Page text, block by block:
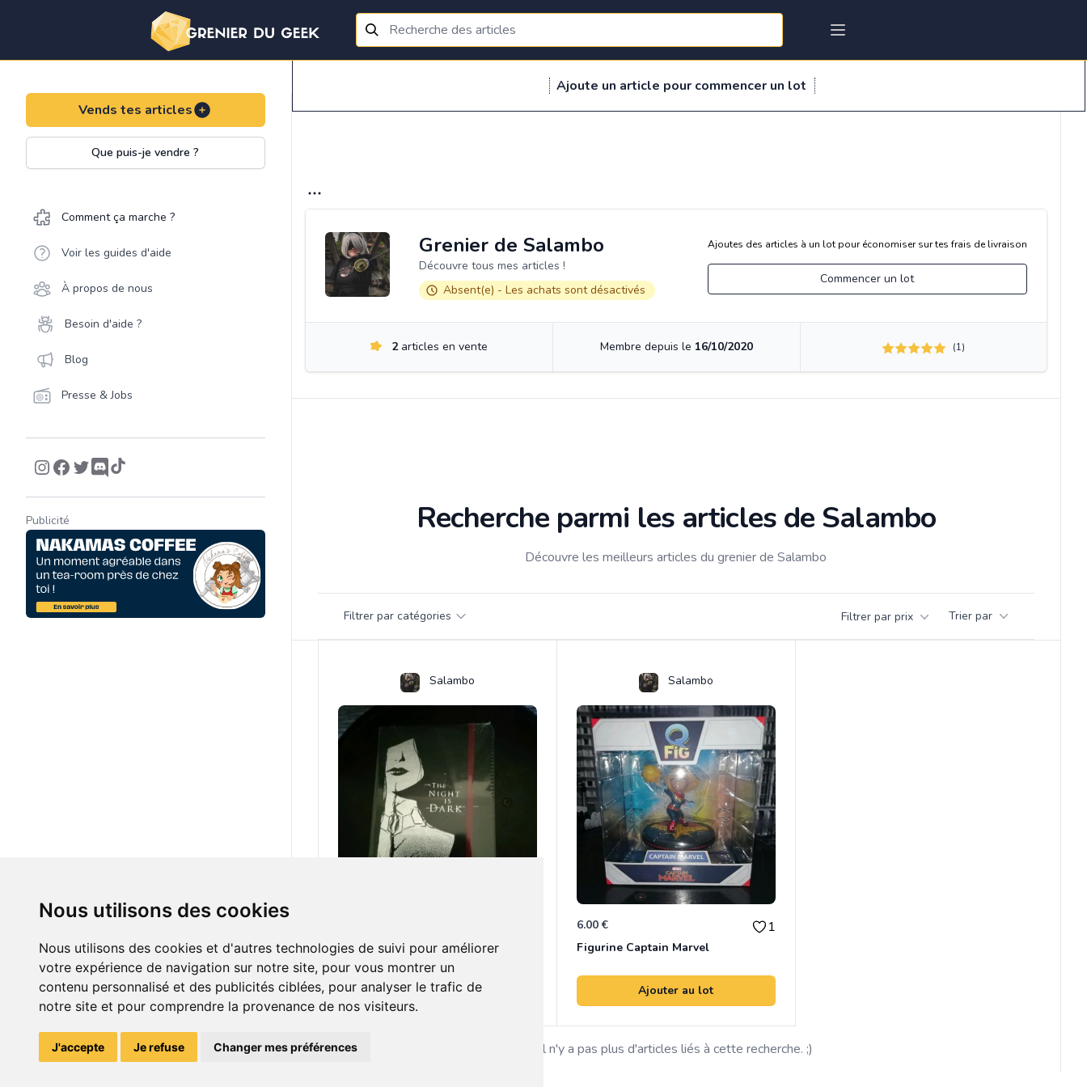
Nous utilisons des cookies
Nous utilisons des cookies et d'autres technologies de suivi pour améliorer
votre expérience de navigation sur notre site, pour vous montrer un
contenu personnalisé et des publicités ciblées, pour analyser le trafic de
notre site et pour comprendre la provenance de nos visiteurs.
J'accepte Je refuse Changer mes préférences
Vends tes articles
Que puis-je vendre ?
Comment ça marche ?
Voir les guides d'aide
À propos de nous
Besoin d'aide ?
Blog
Presse & Jobs
Publicité
Grenier de Salambo
Découvre tous mes articles !
Absent(e) - Les achats sont désactivés
Ajoutes des articles à un lot pour économiser sur tes frais de livraison
Commencer un lot
2articles en vente Membre depuis le 16/10/2020 (1)
Recherche parmi les articles de Salambo
Découvre les meilleurs articles du grenier de Salambo
Filtrer par catégories Filtrer par prix Trier par
Salambo
Carnet Games of Thrones
Ajouter au lot
Salambo
6.00 € 1
Figurine Captain Marvel
Ajouter au lot
Il n'y a pas plus d'articles liés à cette recherche. ;)
Ajoute un article pour commencer un lot